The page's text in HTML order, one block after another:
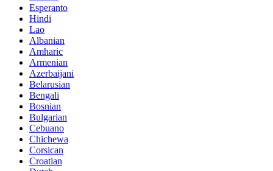
Esperanto
Hindi
Lao
Albanian
Amharic
Armenian
Azerbaijani
Belarusian
Bengali
Bosnian
Bulgarian
Cebuano
Chichewa
Corsican
Croatian